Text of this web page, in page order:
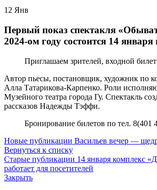
12 Янв
Первый показ спектакля
2024-ом году состоится 14 января
Приглашаем зрителей, входной
Автор пьесы, постановщик, художник по
Алла Татарикова-Карпенко. Роли
Музейного театра города Гу. Спектакль
рассказов Надежды Тэффи.
Бронирование билетов по тел. 8(401
Новые публикации Васильев вечер —
Вернуться к списку
Старые публикации 14 января комплекс
работает для посетителей
Закрыть